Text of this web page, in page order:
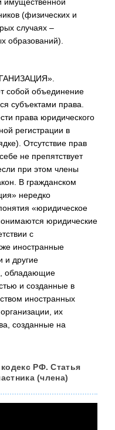
(физических и
случаях –
образований).
собой объединение
субъектами права.
права юридического
регистрации в
Отсутствие прав
не препятствует
при этом члены
В гражданском
нередко
«юридическое
юридические
с
иностранные
и другие
обладающие
и созданные в
иностранных
их
созданные на
РФ. Статья
(члена)